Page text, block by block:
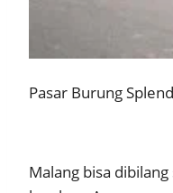
Pasar Burung
Malang bisa